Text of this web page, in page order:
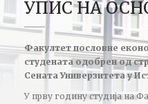
УПИС НА
Факултет пословне
студената одобрен од
Сената Универзитета у
У прву годину студија на